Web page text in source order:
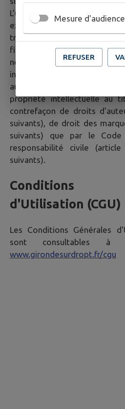
L'usage de tout ou partie
extraction,
transmission, représentation
fins que pour l'usage
non commercial de
interdit. La violation de ces
auteur aux sanctions
propriété intellectuelle au
contrefaçon de droits
suivants), de droit des
suivants) que par le
responsabilité civile
suivants).
Conditions
d'Utilisation (CGU)
Les Conditions Générales
sont consultables à
www.girondesurdropt.fr/cgu
Mesure
REFUSER